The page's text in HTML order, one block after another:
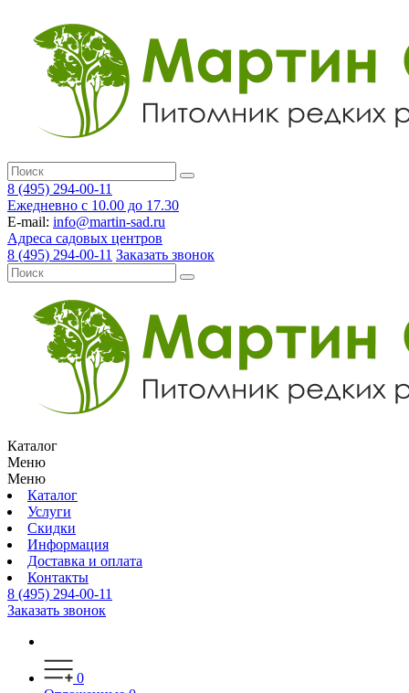
8 (495) 294-00-11
Ежедневно с 10.00 до 17.30
E-mail: info@martin-sad.ru
Адреса садовых центров
8 (495) 294-00-11 Заказать звонок
Каталог
Меню
Меню
Каталог
Услуги
Скидки
Информация
Доставка и оплата
Контакты
8 (495) 294-00-11
Заказать звонок
0